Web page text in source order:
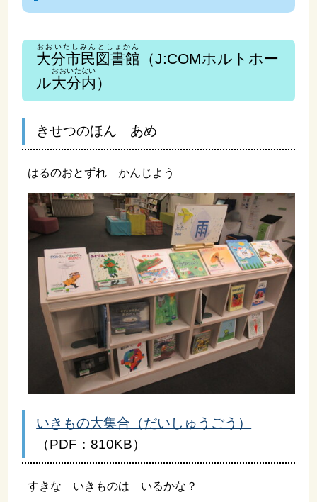
大分市民図書館
おおいたしみんとしょかん
（J:COMホルトホー
ル大分内
おおいたない
）
きせつのほん あめ
はるのおとずれ かんじよう
いきもの大集合（だいしゅうごう）
（PDF：810KB）
すきな いきものは いるかな？